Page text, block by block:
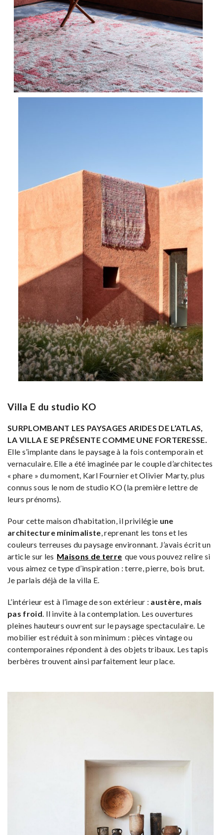
Villa E du studio KO
SURPLOMBANT LES PAYSAGES ARIDES DE L’ATLAS,
LA VILLA E SE PRÉSENTE COMME UNE FORTERESSE.
Elle s’implante dans le paysage à la fois contemporain et
vernaculaire. Elle a été imaginée par le couple d’architectes
« phare » du moment, Karl Fournier et Olivier Marty, plus
connus sous le nom de studio KO (la première lettre de
leurs prénoms).
Pour cette maison d’habitation, il privilégie une
architecture minimaliste, reprenant les tons et les
couleurs terreuses du paysage environnant. J’avais écrit un
article sur les Maisons de terre que vous pouvez relire si
vous aimez ce type d’inspiration : terre, pierre, bois brut.
Je parlais déjà de la villa E.
L’intérieur est à l’image de son extérieur : austère, mais
pas froid. Il invite à la contemplation. Les ouvertures
pleines hauteurs ouvrent sur le paysage spectaculaire. Le
mobilier est réduit à son minimum : pièces vintage ou
contemporaines répondent à des objets tribaux. Les tapis
berbères trouvent ainsi parfaitement leur place.